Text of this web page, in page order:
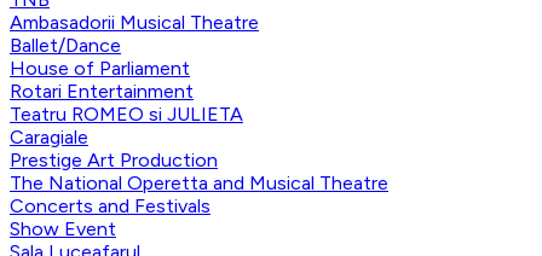
Ambasadorii Musical Theatre
Ballet/Dance
House of Parliament
Rotari Entertainment
Teatru ROMEO si JULIETA
Caragiale
Prestige Art Production
The National Operetta and Musical Theatre
Concerts and Festivals
Show Event